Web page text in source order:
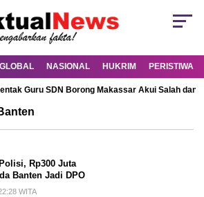
GLOBAL NASIONAL HUKRIM PERISTIWA
Guru SDN Borong Makassar Akui Salah dan
Rp300 Juta
Banten Jadi DPO
WITA